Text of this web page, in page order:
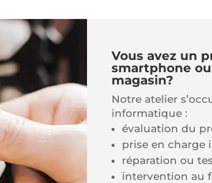
Vous avez un
smartphone
magasin?
Notre atelier
informatique :
évaluation du
prise en charge
réparation ou
intervention au